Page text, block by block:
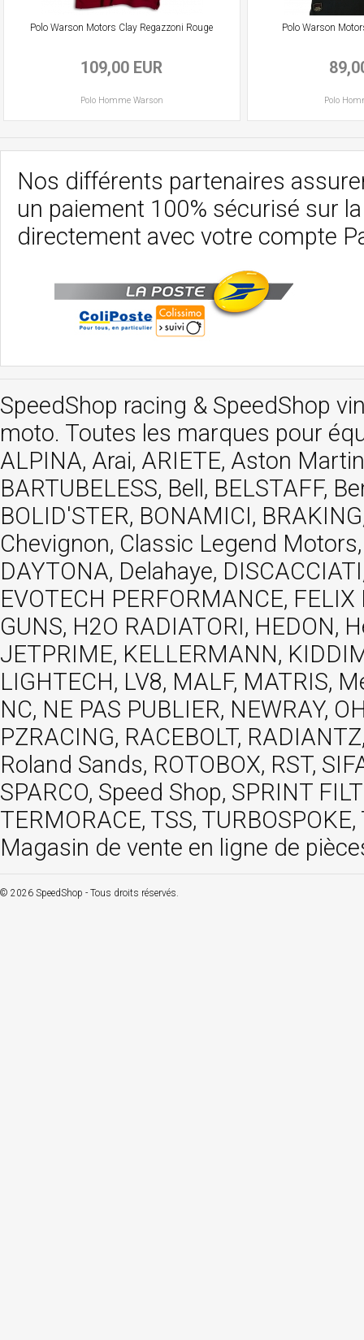
Polo Warson Motors Clay Regazzoni Rouge
109,00 EUR
Polo Homme Warson
Polo Warson
Polo
Nos différents partenaires
un paiement 100% sécurisé sur
directement avec votre compte
SpeedShop racing & SpeedShop
moto. Toutes les marques pour
ALPINA, Arai, ARIETE, Aston
BARTUBELESS, Bell, BELSTAFF,
BOLID'STER, BONAMICI,
Chevignon, Classic Legend
DAYTONA, Delahaye,
EVOTECH PERFORMANCE,
GUNS, H2O RADIATORI, HEDON,
JETPRIME, KELLERMANN,
LIGHTECH, LV8, MALF, MATRIS,
NC, NE PAS PUBLIER, NEWRAY,
PZRACING, RACEBOLT,
Roland Sands, ROTOBOX, RST,
SPARCO, Speed Shop, SPRINT
TERMORACE, TSS,
Magasin de vente en ligne de
© 2026 SpeedShop - Tous droits réservés.